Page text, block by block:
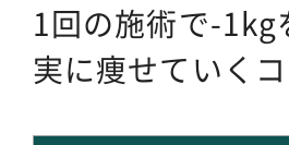
1回の施術で-1kg
実に痩せていくコ